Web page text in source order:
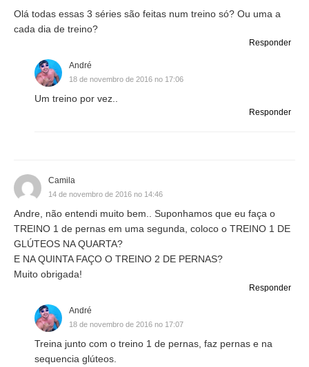
Olá todas essas 3 séries são feitas num treino só? Ou uma a
cada dia de treino?
Responder
André
18 de novembro de 2016 no 17:06
Um treino por vez..
Responder
Camila
14 de novembro de 2016 no 14:46
Andre, não entendi muito bem.. Suponhamos que eu faça o
TREINO 1 de pernas em uma segunda, coloco o TREINO 1 DE
GLÚTEOS NA QUARTA?
E NA QUINTA FAÇO O TREINO 2 DE PERNAS?
Muito obrigada!
Responder
André
18 de novembro de 2016 no 17:07
Treina junto com o treino 1 de pernas, faz pernas e na
sequencia glúteos.